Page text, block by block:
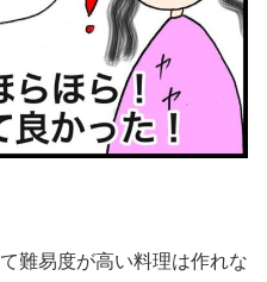
難易度が高い料理は作れな